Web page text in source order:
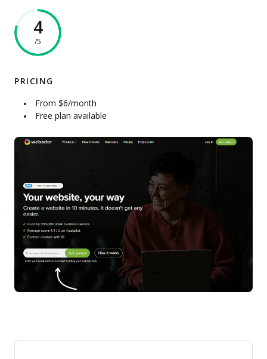
4
/5
PRICING
From $6/month
Free plan available